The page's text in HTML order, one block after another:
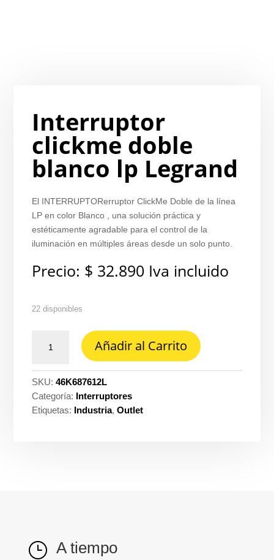
Interruptor
clickme doble
blanco lp Legrand
El INTERRUPTORerruptor ClickMe Doble de la línea
LP en color Blanco , una solución práctica y
estéticamente agradable para el control de la
iluminación en múltiples áreas desde un solo punto.
Precio: $ 32.890 Iva incluido
22 disponibles
clickme
blanco
lp
Legrand
Añadir al Carrito
SKU:46K687612L
Categoría: Interruptores
Etiquetas: Industria,Outlet
} A tiempo